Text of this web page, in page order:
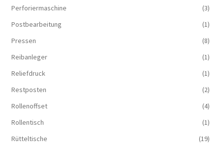
Perforiermaschine
(3)
Postbearbeitung
(1)
Pressen
(8)
Reibanleger
(1)
Reliefdruck
(1)
Restposten
(2)
Rollenoffset
(4)
Rollentisch
(1)
Rütteltische
(19)